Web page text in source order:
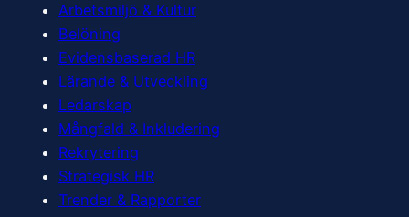
Arbetsmiljö & Kultur
Belöning
Evidensbaserad HR
Lärande & Utveckling
Ledarskap
Mångfald & Inkludering
Rekrytering
Strategisk HR
Trender & Rapporter